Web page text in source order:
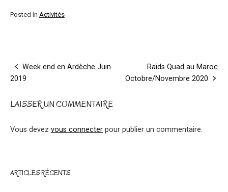
Posted in Activités
PostWeek end en Ardèche Juin
2019
Raids Quad au Maroc
Octobre/Novembre 2020
LAISSER UN COMMENTAIRE
Vous devez vous connecter pour publier un commentaire.
ARTICLES RÉCENTS